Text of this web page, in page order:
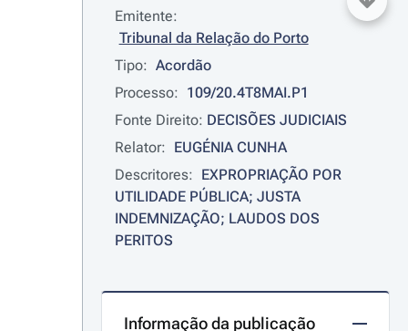
Emitente:
Tribunal da Relação do Porto
Tipo: Acordão
Processo: 109/20.4T8MAI.P1
Fonte Direito: DECISÕES JUDICIAIS
Relator: EUGÉNIA CUNHA
Descritores: EXPROPRIAÇÃO POR
UTILIDADE PÚBLICA; JUSTA
INDEMNIZAÇÃO; LAUDOS DOS
PERITOS
Informação da publicação